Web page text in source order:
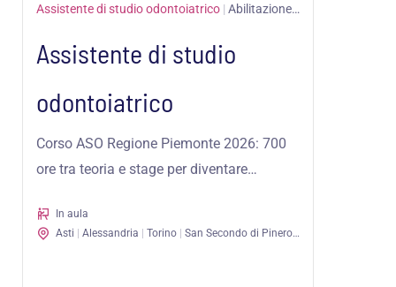
Assistente di studio odontoiatrico | Abilitazione professionale
Assistente di studio
odontoiatrico
Corso ASO Regione Piemonte 2026: 700
ore tra teoria e stage per diventare
rilascio di...
In aula
Asti | Alessandria | Torino | San Secondo di Pinerolo